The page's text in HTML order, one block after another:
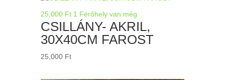
25,000 Ft 1 Férőhely van még
CSILLÁNY- AKRIL,
30X40CM FAROST
25,000 Ft